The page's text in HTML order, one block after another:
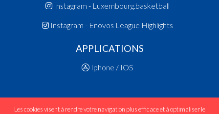
Instagram - Luxembourg.basketball
Instagram - Enovos League Highlights
APPLICATIONS
Iphone / IOS
Les cookies visent à rendre votre navigation plus efficace et à optimaliser le